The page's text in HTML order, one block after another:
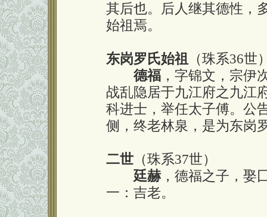
其后也。后人继其德性，
始祖焉。
东岗罗氏始祖
（珠系36世
德福 ，字锦文，宗伊
战乱隐居于九江府之九江
科进士，举任太子傅。公
侧，终老林泉，是为东岗
二世 （珠系37世）
廷赫 ，德福之子，娶
一：吉老。